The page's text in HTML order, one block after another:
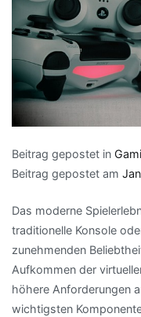
Beitrag gepostet in
Beitrag gepostet am
Das moderne
traditionelle Konsole
zunehmenden
Aufkommen der
höhere Anforderungen
wichtigsten